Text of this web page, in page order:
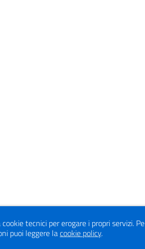
tecnici per erogare i propri servizi.
puoi leggere lacookie policy.